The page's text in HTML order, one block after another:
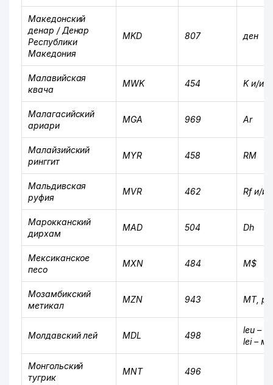
Македонский
денар / Денар
Республики
Македония
MKD 807 ден
Малавийская
квача
MWK 454 K и/
Малагасийский
ариари
MGA 969 Ar
Малайзийский
ринггит
MYR 458 RM
Мальдивская
руфия
MVR 462 Rf и/
Марокканский
дирхам
MAD 504 Dh
Мексиканское
песо
MXN 484 M$
Мозамбикский
метикал
MZN 943 MT,
Молдавский лей MDL 498
leu –
lei –
Монгольский
тугрик
MNT 496